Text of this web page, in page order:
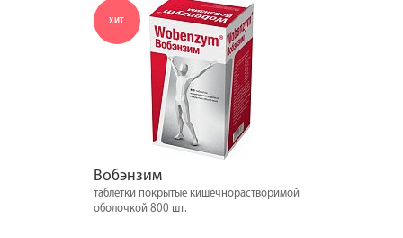
ХИТ
Вобэнзим
таблетки покрытые кишечнорастворимой
оболочкой 800 шт.